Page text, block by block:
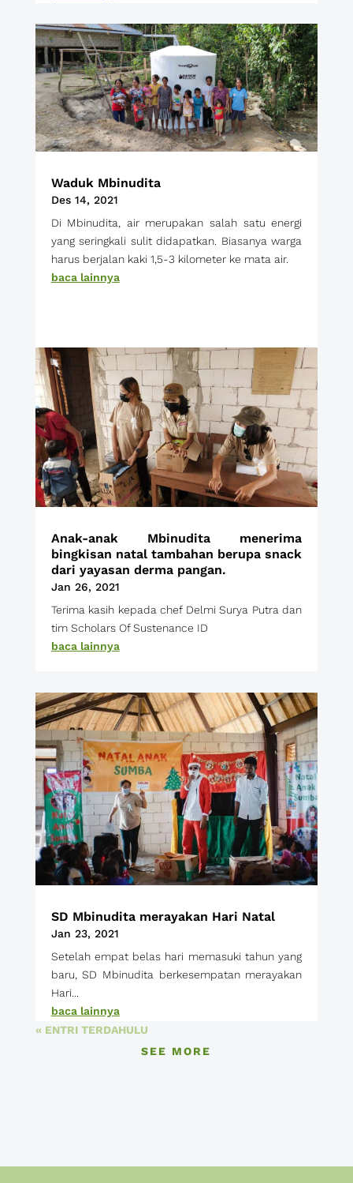
Waduk Mbinudita
Des 14, 2021
Di Mbinudita, air merupakan salah satu energi
yang seringkali sulit didapatkan. Biasanya warga
harus berjalan kaki 1,5-3 kilometer ke mata air.
baca lainnya
Anak-anak Mbinudita menerima
bingkisan natal tambahan berupa snack
dari yayasan derma pangan.
Jan 26, 2021
Terima kasih kepada chef Delmi Surya Putra dan
tim Scholars Of Sustenance ID
baca lainnya
SD Mbinudita merayakan Hari Natal
Jan 23, 2021
Setelah empat belas hari memasuki tahun yang
baru, SD Mbinudita berkesempatan merayakan
Hari...
baca lainnya
« ENTRI TERDAHULU
SEE MORE